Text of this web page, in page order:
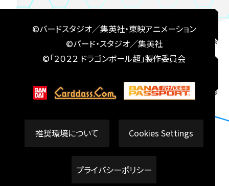
©バードスタジオ／集英社・東映アニメーション
©バード・スタジオ／集英社
©「２０２２ ドラゴンボール超」製作委員会
推奨環境について Cookies Settings
プライバシーポリシー